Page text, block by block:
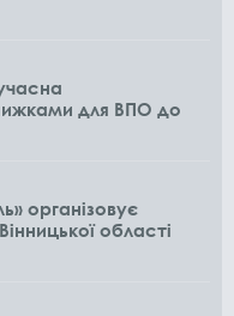
для ВПО до
організовує
області